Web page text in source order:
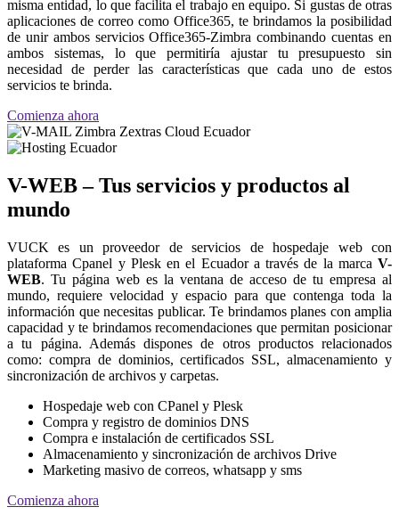
misma entidad, lo que facilita el trabajo en equipo. Si gustas de otras
aplicaciones de correo como Office365, te brindamos la posibilidad
de unir ambos servicios Office365-Zimbra combinando cuentas en
ambos sistemas, lo que permitiría ajustar tu presupuesto sin
necesidad de perder las características que cada uno de estos
servicios te brinda.
Comienza ahora
V-WEB – Tus servicios y productos al
mundo
VUCK es un proveedor de servicios de hospedaje web con
plataforma Cpanel y Plesk en el Ecuador a través de la marca V-
WEB. Tu página web es la ventana de acceso de tu empresa al
mundo, requiere velocidad y espacio para que contenga toda la
información que necesitas publicar. Te brindamos planes con amplia
capacidad y te brindamos recomendaciones que permitan posicionar
a tu página. Además dispones de otros productos relacionados
como: compra de dominios, certificados SSL, almacenamiento y
sincronización de archivos y carpetas.
Hospedaje web con CPanel y Plesk
Compra y registro de dominios DNS
Compra e instalación de certificados SSL
Almacenamiento y sincronización de archivos Drive
Marketing masivo de correos, whatsapp y sms
Comienza ahora